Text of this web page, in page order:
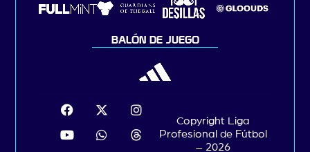
BALÓN DE JUEGO
Copyright Liga
Profesional de Fútbol
– 2026